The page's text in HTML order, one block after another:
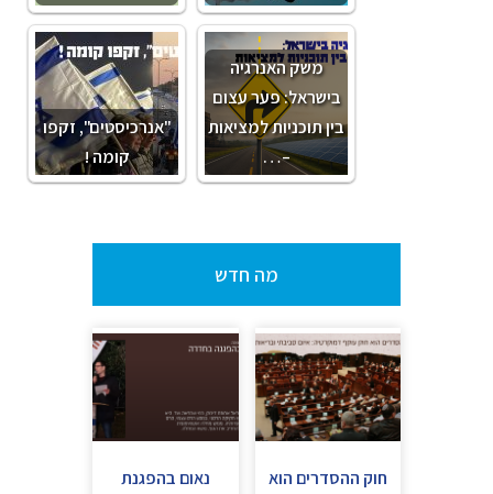
"אנרכיסטים", זקפו
קומה !
משק האנרגיה
בישראל: פער עצום
בין תוכניות למציאות
–…
מה חדש
חוק ההסדרים הוא
נאום בהפגנת